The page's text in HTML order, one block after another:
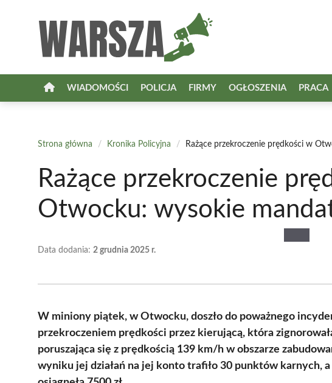
WIADOMOŚCI POLICJA FIRMY OGŁOSZENIA PRACA
Strona główna / Kronika Policyjna / Rażące przekroczenie prędkości w
Rażące przekroczenie
Otwocku: wysokie
Data dodania: 2 grudnia 2025 r.
W miniony piątek, w Otwocku, doszło do poważnego
przekroczeniem prędkości przez kierującą, która
poruszająca się z prędkością 139 km/h w obszarze
wyniku jej działań na jej konto trafiło 30 punktów karnych,